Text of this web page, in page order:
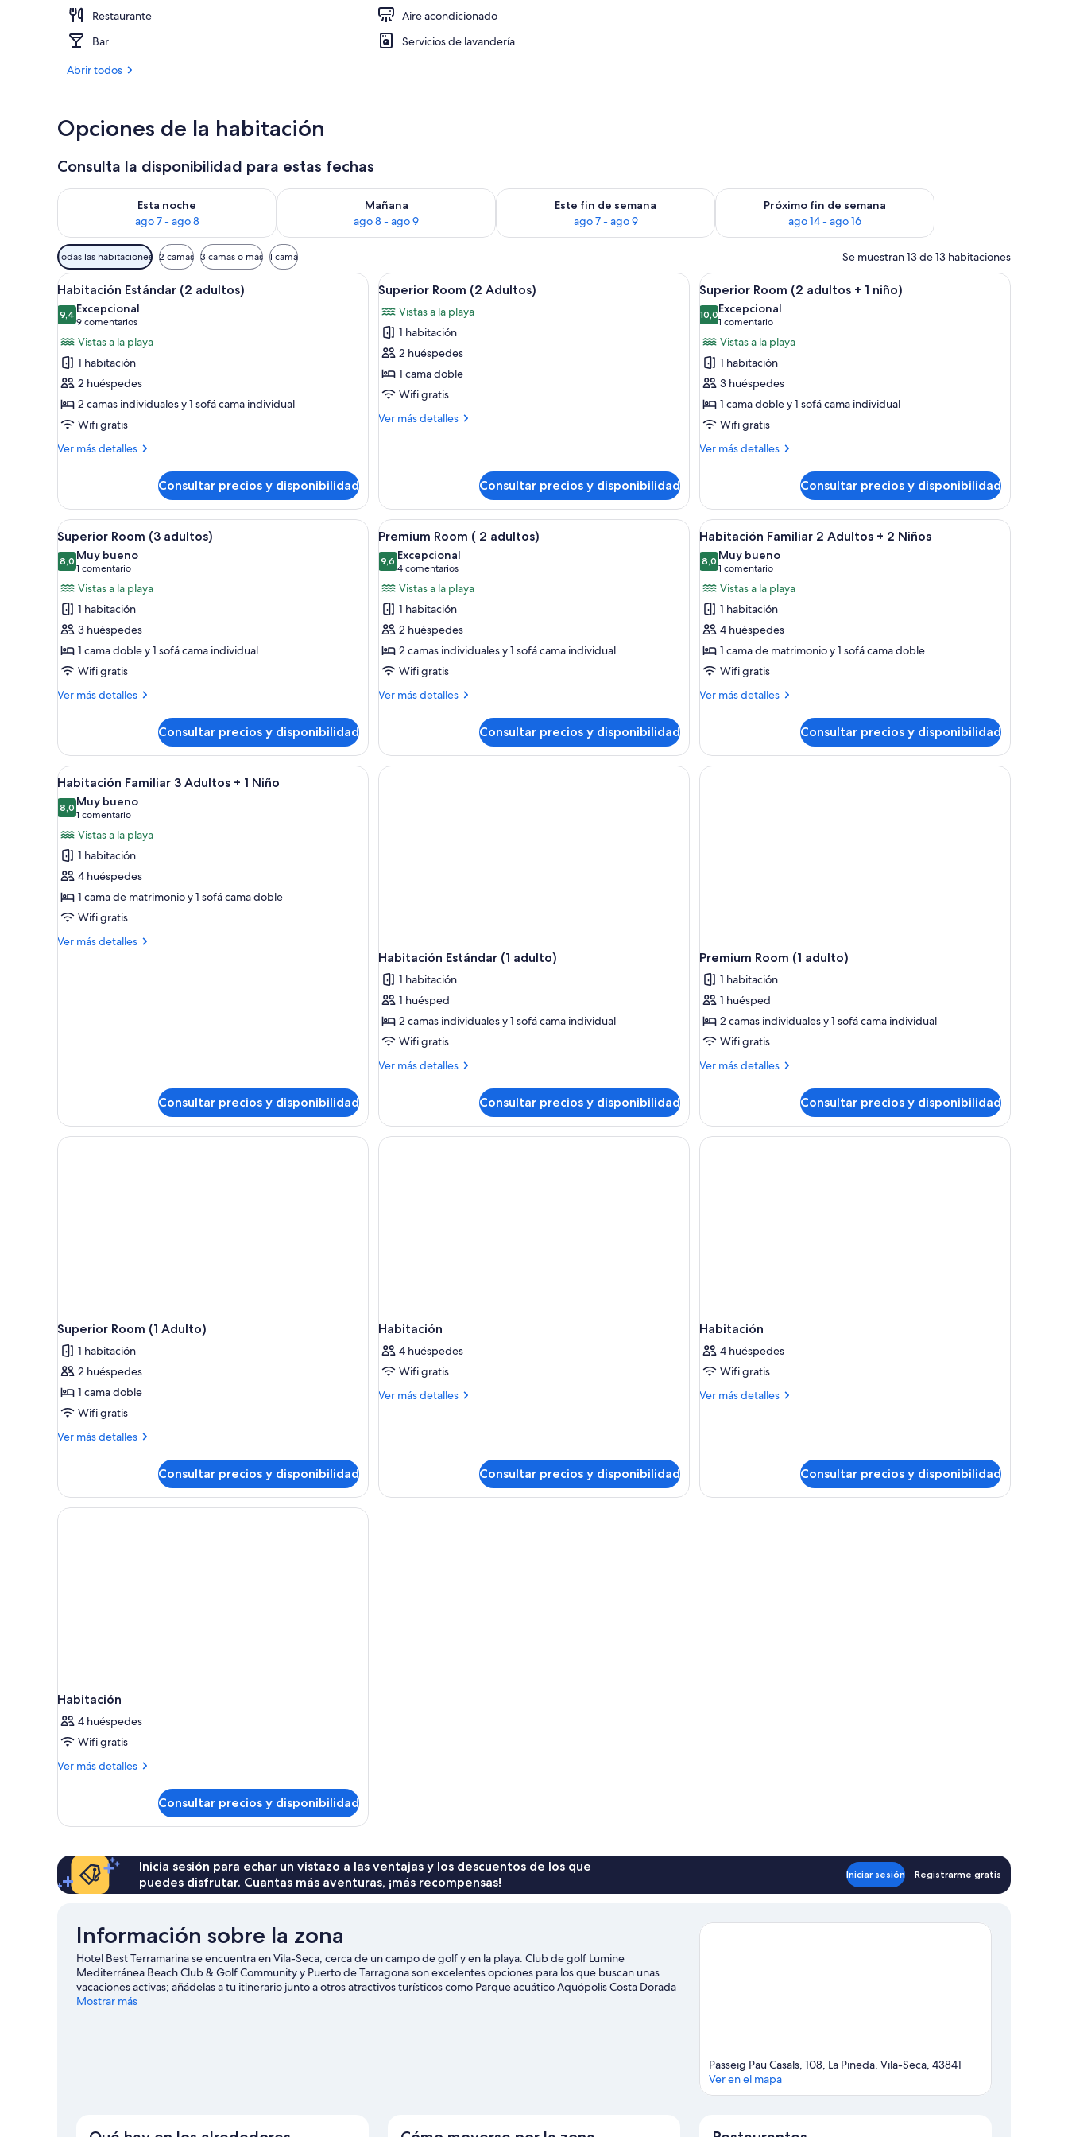
Restaurante
Aire acondicionado
Bar
Servicios de lavandería
Abrir todos
Opciones de la habitación
Consulta la disponibilidad para estas fechas
Esta noche
ago 7 - ago 8
Consulta la disponibilidad para esta noche, ago 7 - ago 8
Mañana
ago 8 - ago 9
Consulta la disponibilidad para mañana, ago 8 - ago 9
Este fin de semana
ago 7 - ago 9
Consulta la disponibilidad para este fin de semana, ago 7 - ago 9
Próximo fin de semana
ago 14 - ago 16
Consulta la disponibilidad para el próximo fin de semana,
Filtros
disponibles
para
las
habitaciones
Todas las habitaciones 2 camas 3 camas o más 1 cama Se muestran 13 de 13 habitaciones
Abrir
todas
las
fotos
de
Habitación
Estándar
(2
adultos)
Habitación Estándar (2 adultos) | Minibar, caja fuerte, escritorio y wifi gratis
6
Habitación Estándar (2 adultos)
9,49,4 de 10
Excepcional
9 comentarios
(9 comentarios)
Vistas a la playa
1 habitación
2 huéspedes
2 camas individuales y 1 sofá cama individual
Wifi gratis
Ver más detalles
Más
Estándar
(2
adultos)
Consultar precios y disponibilidad
Abrir
todas
las
fotos
de
Superior
Room
Adultos)
Minibar, caja fuerte, escritorio y wifi gratis
9
Superior Room (2 Adultos)
Vistas a la playa
1 habitación
2 huéspedes
1 cama doble
Wifi gratis
Ver más detalles
Más
Adultos)
Consultar precios y disponibilidad
Abrir
todas
las
fotos
de
Superior
Room
(2
adultos
+
Minibar, caja fuerte, escritorio y wifi gratis
9
Superior Room (2 adultos + 1 niño)
10,010,0 de 10
Excepcional
1 comentario
(1 comentario)
Vistas a la playa
1 habitación
3 huéspedes
1 cama doble y 1 sofá cama individual
Wifi gratis
Ver más detalles
Más
Room
(2
adultos
1
niño)
Consultar precios y disponibilidad
Abrir
todas
las
fotos
de
Superior
Room
(3
adultos)
Minibar, caja fuerte, escritorio y wifi gratis
9
Superior Room (3 adultos)
8,08,0 de 10
Muy bueno
1 comentario
(1 comentario)
Vistas a la playa
1 habitación
3 huéspedes
1 cama doble y 1 sofá cama individual
Wifi gratis
Ver más detalles
Más
Room
(3
adultos)
Consultar precios y disponibilidad
Abrir
todas
las
fotos
de
Premium
Room
(
2
adultos)
Premium Room ( 2 adultos) | Minibar, caja fuerte, escritorio y wifi gratis
9
Premium Room ( 2 adultos)
9,69,6 de 10
Excepcional
4 comentarios
(4 comentarios)
Vistas a la playa
1 habitación
2 huéspedes
2 camas individuales y 1 sofá cama individual
Wifi gratis
Ver más detalles
Más
Room
2
Consultar precios y disponibilidad
Abrir
todas
las
fotos
de
Habitación
Familiar
2
Adultos
+
Minibar, caja fuerte, escritorio y wifi gratis
7
Habitación Familiar 2 Adultos + 2 Niños
8,08,0 de 10
Muy bueno
1 comentario
(1 comentario)
Vistas a la playa
1 habitación
4 huéspedes
1 cama de matrimonio y 1 sofá cama doble
Wifi gratis
Ver más detalles
Más
Familiar
Adultos
Consultar precios y disponibilidad
Abrir
todas
las
fotos
de
Habitación
Familiar
3
Adultos
+
Minibar, caja fuerte, escritorio y wifi gratis
8
Habitación Familiar 3 Adultos + 1 Niño
8,08,0 de 10
Muy bueno
1 comentario
(1 comentario)
Vistas a la playa
1 habitación
4 huéspedes
1 cama de matrimonio y 1 sofá cama doble
Wifi gratis
Ver más detalles
Más
Consultar precios y disponibilidad
Habitación Estándar (1 adulto)
1 habitación
1 huésped
2 camas individuales y 1 sofá cama individual
Wifi gratis
Ver más detalles
Más
Estándar
(1
adulto)
Consultar precios y disponibilidad
Premium Room (1 adulto)
1 habitación
1 huésped
2 camas individuales y 1 sofá cama individual
Wifi gratis
Ver más detalles
Más
Room
(1
adulto)
Consultar precios y disponibilidad
Superior Room (1 Adulto)
1 habitación
2 huéspedes
1 cama doble
Wifi gratis
Ver más detalles
Más
Room
(1
Adulto)
Consultar precios y disponibilidad
Habitación
4 huéspedes
Wifi gratis
Ver más detalles
Más
Consultar precios y disponibilidad
Habitación
4 huéspedes
Wifi gratis
Ver más detalles
Más
Consultar precios y disponibilidad
Habitación
4 huéspedes
Wifi gratis
Ver más detalles
Más
Consultar precios y disponibilidad
Inicia sesión para echar un vistazo a las ventajas y los descuentos de los que
puedes disfrutar. Cuantas más aventuras, ¡más recompensas!
Iniciar sesión Registrarme gratis
Información sobre la zona
Hotel Best Terramarina se encuentra en Vila-Seca, cerca de un campo de golf y en la playa. Club de golf Lumine
Mediterránea Beach Club & Golf Community y Puerto de Tarragona son excelentes opciones para los que buscan unas
vacaciones activas; añádelas a tu itinerario junto a otros atractivos turísticos como Parque acuático Aquópolis Costa Dorada
y Parque temático Ferrari Land. No olvides visitar Parque temático PortAventura World: ¡te encantará! Dedica algo de
Mostrar más
Passeig Pau Casals, 108, La Pineda, Vila-Seca, 43841
Ver en el mapa